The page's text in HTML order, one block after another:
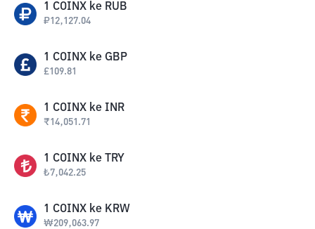
1 COINX ke RUB
₽12,127.04
1 COINX ke GBP
£109.81
1 COINX ke INR
₹14,051.71
1 COINX ke TRY
₺7,042.25
1 COINX ke KRW
₩209,063.97